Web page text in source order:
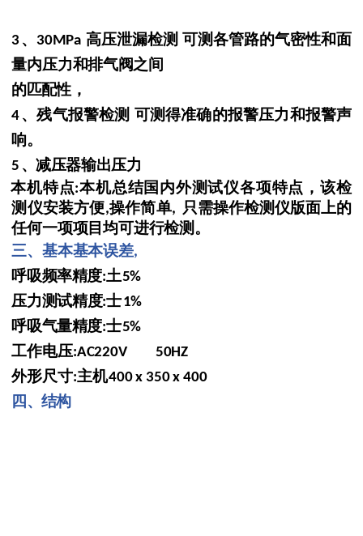
3 、 30MPa 高压泄漏检测 可测各管路的气密性和面
量内压力和排气阀之间
的匹配性，
4 、残气报警检测 可测得准确的报警压力和报警声
响。
5 、减压器输出压力
本机特点:本机总结国内外测试仪各项特点，该检
测仪安装方便,操作简单, 只需操作检测仪版面上的
任何一项项目均可进行检测。
三、基本基本误差,
呼吸频率精度:土5%
压力测试精度:士1%
呼吸气量精度:士5%
工作电压:AC220V 50HZ
外形尺寸:主机400 x 350 x 400
四、结构